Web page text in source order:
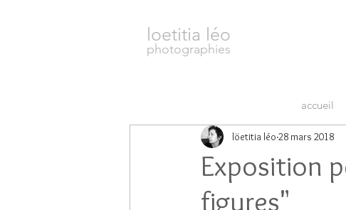
loetitia léo
photographies
accueil
Exposition
figures"
löetitia léo 28 mars 2018